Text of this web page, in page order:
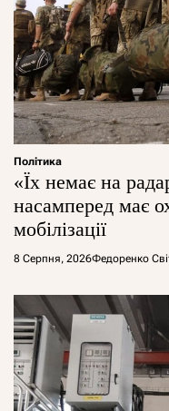
Політика
«Їх немає на
насамперед має
мобілізації
8 Серпня, 2026Федоренко